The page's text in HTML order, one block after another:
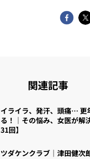
関連記事
イライラ、発汗、頭痛… 更
る！｜その悩み、女医が解
31回】
ツダケンクラブ｜津田健次